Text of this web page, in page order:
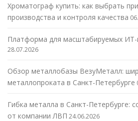
Хроматограф купить: как выбрать
производства и контроля качества
Платформа для масштабируемых ИТ-
28.07.2026
Обзор металлобазы ВезуМеталл:
металлопроката в Санкт-Петербурге
Гибка металла в Санкт-Петербурге:
от компании ЛВП 24.06.2026